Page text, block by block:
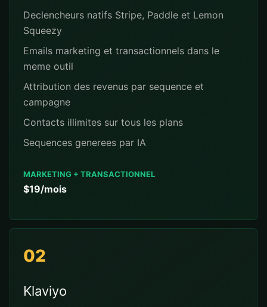
Declencheurs natifs Stripe, Paddle et Lemon
Squeezy
Emails marketing et transactionnels dans le
meme outil
Attribution des revenus par sequence et
campagne
Contacts illimites sur tous les plans
Sequences generees par IA
MARKETING + TRANSACTIONNEL
$19/mois
02
Klaviyo